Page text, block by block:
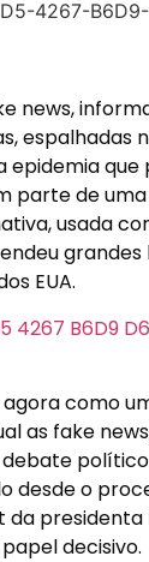
news,
espalhadas
epidemia
parte de
usada
EUA.
agora como
as fake
desde o
presidenta
decisivo.